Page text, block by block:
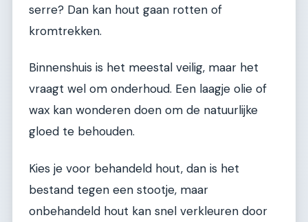
serre? Dan kan hout gaan rotten of
kromtrekken.
Binnenshuis is het meestal veilig, maar het
vraagt wel om onderhoud. Een laagje olie of
wax kan wonderen doen om de natuurlijke
gloed te behouden.
Kies je voor behandeld hout, dan is het
bestand tegen een stootje, maar
onbehandeld hout kan snel verkleuren door